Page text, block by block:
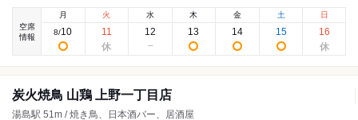
空席
情報
月
8/10
火
11
水
12
木
13
金
14
土
15
日
16
炭火焼鳥 山鶏 上野一丁目店
湯島駅 51m / 焼き鳥、日本酒バー、居酒屋